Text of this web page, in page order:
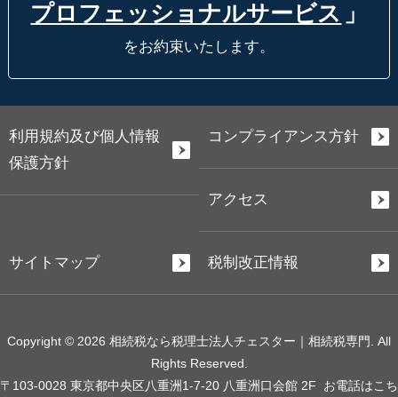
プロフェッショナルサービス 」
をお約束いたします。
利用規約及び個人情報
保護方針
コンプライアンス方針
アクセス
サイトマップ 税制改正情報
Copyright © 2026 相続税なら税理士法人チェスター｜相続税専門. All
Rights Reserved.
〒103-0028 東京都中央区八重洲1-7-20 八重洲口会館 2F お電話はこち